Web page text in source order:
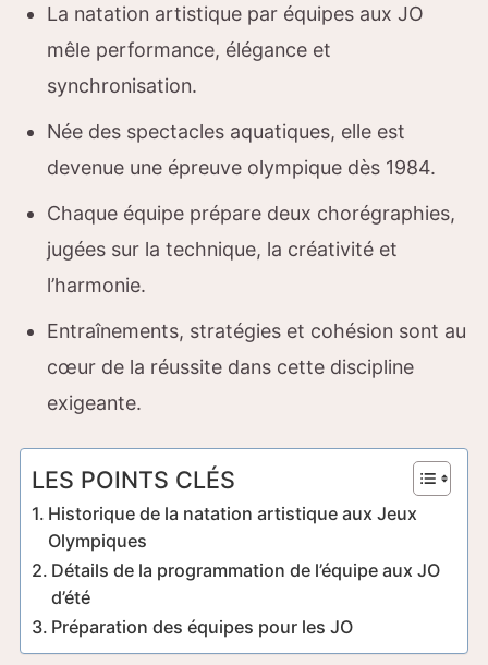
La natation artistique par équipes aux JO
mêle performance, élégance et
synchronisation.
Née des spectacles aquatiques, elle est
devenue une épreuve olympique dès 1984.
Chaque équipe prépare deux chorégraphies,
jugées sur la technique, la créativité et
l’harmonie.
Entraînements, stratégies et cohésion sont au
cœur de la réussite dans cette discipline
exigeante.
LES POINTS CLÉS
Historique de la natation artistique aux Jeux
Olympiques
Détails de la programmation de l’équipe aux JO
d’été
Préparation des équipes pour les JO